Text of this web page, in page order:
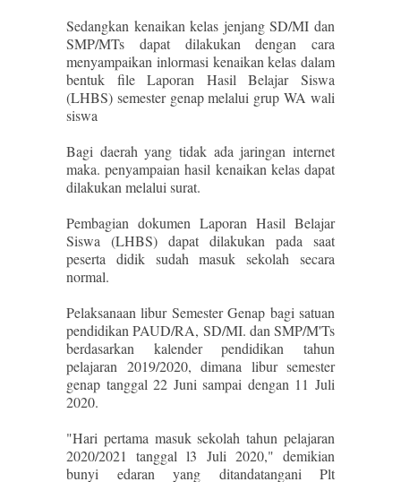
Sedangkan kenaikan kelas jenjang SD/MI dan
SMP/MTs dapat dilakukan dengan cara
menyampaikan inlormasi kenaikan kelas dalam
bentuk file Laporan Hasil Belajar Siswa
(LHBS) semester genap melalui grup WA wali
siswa
Bagi daerah yang tidak ada jaringan internet
maka. penyampaian hasil kenaikan kelas dapat
dilakukan melalui surat.
Pembagian dokumen Laporan Hasil Belajar
Siswa (LHBS) dapat dilakukan pada saat
peserta didik sudah masuk sekolah secara
normal.
Pelaksanaan libur Semester Genap bagi satuan
pendidikan PAUD/RA, SD/MI. dan SMP/M'Ts
berdasarkan kalender pendidikan tahun
pelajaran 2019/2020, dimana libur semester
genap tanggal 22 Juni sampai dengan 11 Juli
2020.
"Hari pertama masuk sekolah tahun pelajaran
2020/2021 tanggal l3 Juli 2020," demikian
bunyi edaran yang ditandatangani Plt